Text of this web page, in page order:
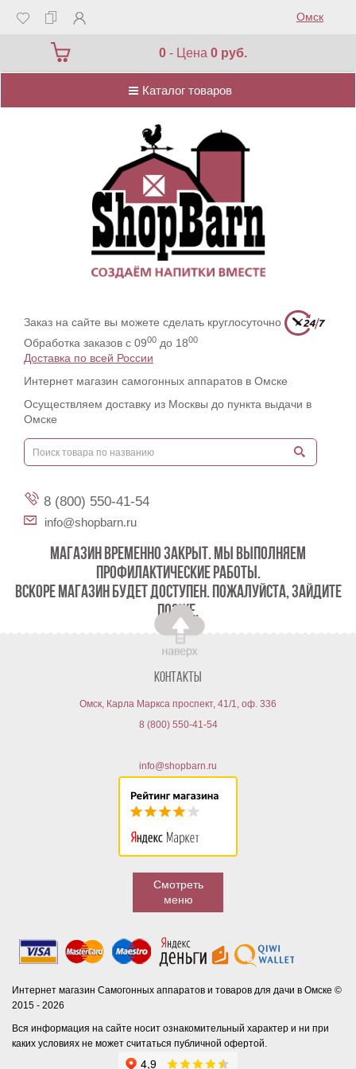
Омск
0 - Цена0 руб.
Каталог товаров
Каталог товаров
Заказ на сайте вы можете сделать круглосуточно
Обработка заказов с 0900 до 1800
Доставка по всей России
Интернет магазин самогонных аппаратов в Омске
Осуществляем доставку из Москвы до пункта выдачи в
Омске
8 (800) 550-41-54
info@shopbarn.ru
МАГАЗИН ВРЕМЕННО ЗАКРЫТ. МЫ ВЫПОЛНЯЕМ
ПРОФИЛАКТИЧЕСКИЕ РАБОТЫ.
ВСКОРЕ МАГАЗИН БУДЕТ ДОСТУПЕН. ПОЖАЛУЙСТА, ЗАЙДИТЕ
ПОЗЖЕ.
Контакты
Омск, Карла Маркса проспект, 41/1, оф. 336
8 (800) 550-41-54
info@shopbarn.ru
Смотреть
меню
Интернет магазин Самогонных аппаратов и товаров для дачи в Омске ©
2015 - 2026
Вся информация на сайте носит ознакомительный характер и ни при
каких условиях не может считаться публичной офертой.